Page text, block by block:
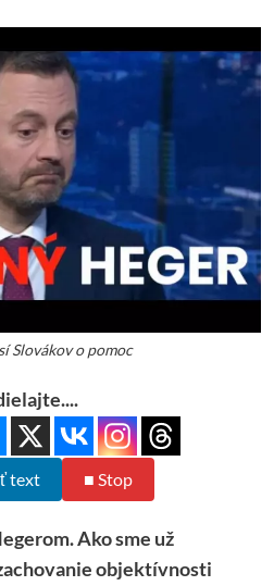
Slovákov o pomoc
text ■ Stop
Ako sme už
objektívnosti